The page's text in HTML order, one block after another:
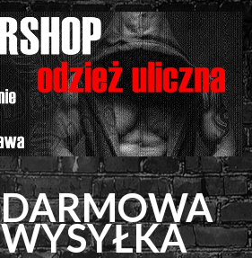
DARMOWA
WYSYŁKA